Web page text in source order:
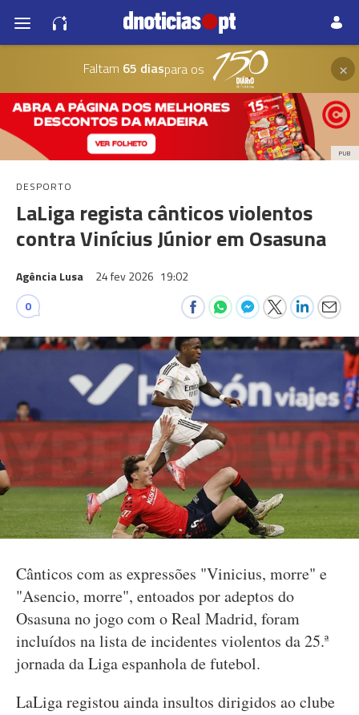
Faltam 65 diaspara os ×
PUB
DESPORTO
LaLiga regista cânticos violentos
contra Vinícius Júnior em Osasuna
Agência Lusa 24 fev 2026 19:02
0
Cânticos com as expressões "Vinicius, morre" e
"Asencio, morre", entoados por adeptos do
Osasuna no jogo com o Real Madrid, foram
incluídos na lista de incidentes violentos da 25.ª
jornada da Liga espanhola de futebol.
LaLiga registou ainda insultos dirigidos ao clube